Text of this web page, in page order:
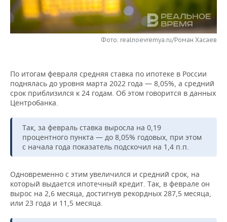
НЕФТЕХИМИЯ
ЭНЕРГЕТИКА
РОЗНИЧНАЯ ТОРГОВЛЯ
НОВОСТИ ТЕХНОЛОГИЙ
ТЕЛЕКОММУНИКАЦИИ
МЕРОПРИЯТИЯ
НОВОСТИ МЕРОПРИЯТИЙ
БИЗНЕС-БРАНЧИ
ОТКРЫТАЯ ЛЕКЦИЯ
ФУТБОЛ
БАСКЕТБОЛ
ВОЛЕЙБОЛ
КИБЕРСПОРТ
ФИГУРНОЕ КАТАНИЕ
НОВОСТИ ОБЩЕСТВА
ИНФРАСТРУКТУРА
ИСТОРИЯ
КУЛЬТУРА
МЕДИЦИНА
ФОТОГАЛЕРЕЯ
СПРАВОЧНИК
СПИСОК ПЕРСОН
СПИСОК КОМПАНИЙ
ПОЛНАЯ ВЕРСИЯ
Фото: realnoevremya.ru/Роман Хасаев
По итогам февраля средняя ставка по ипотеке в России
поднялась до уровня марта 2022 года — 8,05%, а средний
срок приблизился к 24 годам. Об этом говорится в данных
Центробанка.
Так, за февраль ставка выросла на 0,19
процентного пункта — до 8,05% годовых, при этом
с начала года показатель подскочил на 1,4 п.п.
Одновременно с этим увеличился и средний срок, на
который выдается ипотечный кредит. Так, в феврале он
вырос на 2,6 месяца, достигнув рекордных 287,5 месяца,
или 23 года и 11,5 месяца.